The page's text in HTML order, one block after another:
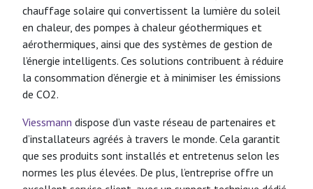
chauffage solaire qui convertissent la lumière du soleil
en chaleur, des pompes à chaleur géothermiques et
aérothermiques, ainsi que des systèmes de gestion de
l’énergie intelligents. Ces solutions contribuent à réduire
la consommation d’énergie et à minimiser les émissions
de CO2.
Viessmann dispose d’un vaste réseau de partenaires et
d’installateurs agréés à travers le monde. Cela garantit
que ses produits sont installés et entretenus selon les
normes les plus élevées. De plus, l’entreprise offre un